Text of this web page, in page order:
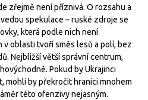
zřejmě není příznivá. O rozsahu a
spekulace – ruské zdroje se
která podle nich není
v oblasti tvoří směs lesů a polí, bez
Nejbližší větší správní centrum,
Pokud by Ukrajinci
mohli by překročit hranici mnohem
této ofenzivy nejasným.